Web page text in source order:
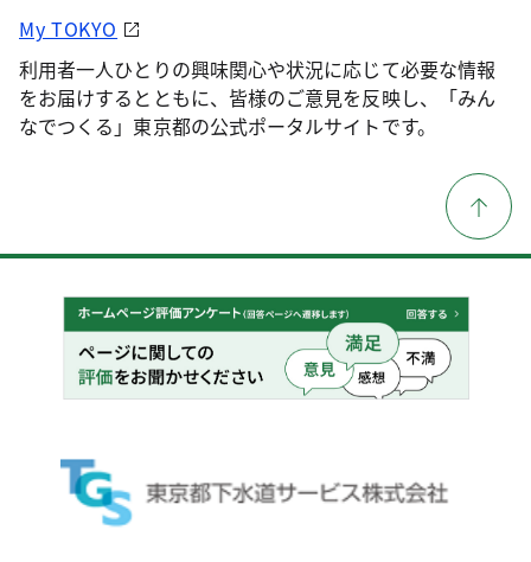
My TOKYO
利用者一人ひとりの興味関心や状況に応じて必要な情報
をお届けするとともに、皆様のご意見を反映し、「みん
なでつくる」東京都の公式ポータルサイトです。